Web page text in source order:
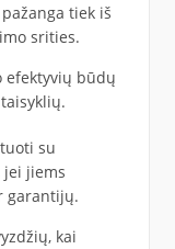
tiek iš
srities.
efektyvių būdų
su
jei jiems
garantijų.
kai